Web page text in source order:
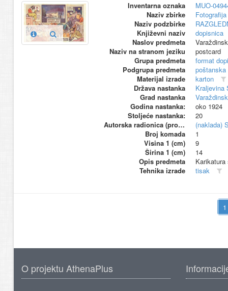
Inventarna oznaka
MUO-
Naziv zbirke
Naziv podzbirke
Književni naziv
dopisnica
Naslov predmeta
Naziv na stranom jeziku
postcard
Grupa predmeta
format
Podgrupa predmeta
poštanska
Materijal izrade
karton
Država nastanka
Kraljevina
Grad nastanka
Godina nastanka:
oko 1924
Stoljeće nastanka:
20
Autorska radionica (proizvođač)
(naklada)
Broj komada
1
Visina 1 (cm)
9
Širina 1 (cm)
14
Opis predmeta
Tehnika izrade
tisak
O projektu AthenaPlus